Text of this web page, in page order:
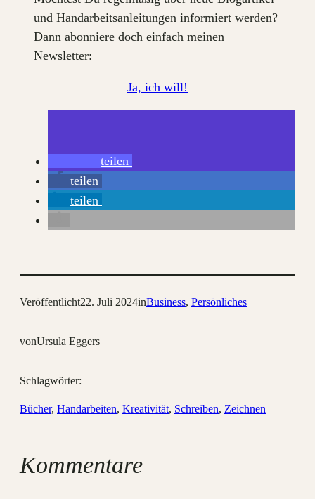
und Handarbeitsanleitungen informiert werden?
Dann abonniere doch einfach meinen
Newsletter:
Ja, ich will!
teilen
teilen
teilen
Veröffentlicht22. Juli 2024inBusiness, Persönliches
vonUrsula Eggers
Schlagwörter:
Bücher, Handarbeiten, Kreativität, Schreiben, Zeichnen
Kommentare